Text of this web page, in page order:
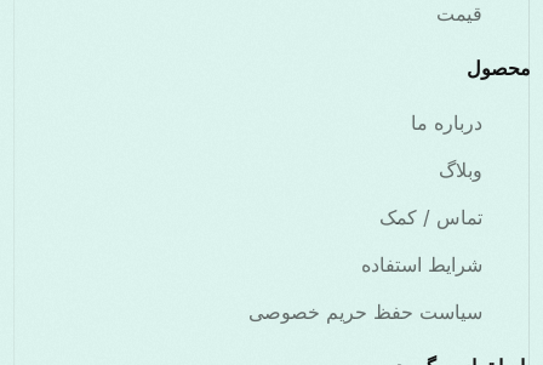
قیمت
محصول
درباره ما
وبلاگ
تماس / کمک
شرایط استفاده
سیاست حفظ حریم خصوصی